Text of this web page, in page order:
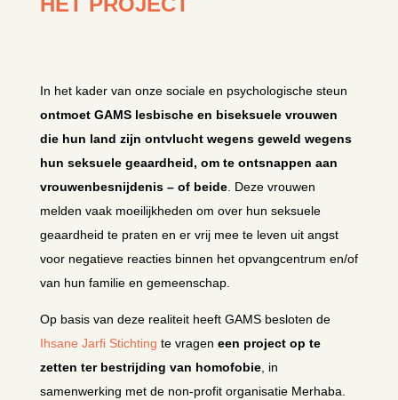
In het kader van onze sociale en psychologische steun
ontmoet GAMS lesbische en biseksuele vrouwen
die hun land zijn ontvlucht wegens geweld wegens
hun seksuele geaardheid, om te ontsnappen aan
vrouwenbesnijdenis – of beide. Deze vrouwen
melden vaak moeilijkheden om over hun seksuele
geaardheid te praten en er vrij mee te leven uit angst
voor negatieve reacties binnen het opvangcentrum en/of
van hun familie en gemeenschap.
Op basis van deze realiteit heeft GAMS besloten de
Ihsane Jarfi Stichting te vragen een project op te
zetten ter bestrijding van homofobie, in
samenwerking met de non-profit organisatie Merhaba.